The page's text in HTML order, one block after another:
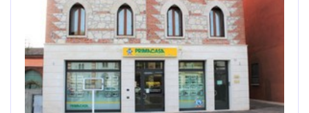
Essepi Imm.re S.a.s.
Piazza del Mandamento, 76
Cologna Veneta (VR)
0442411813
vr_colognaveneta@primacasa.it